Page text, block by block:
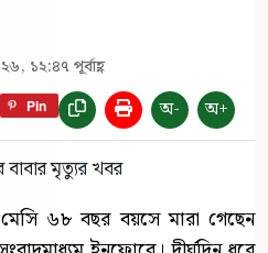
১২:৪৭ পূর্বাহ্ণ
Pin অ- অ+
৬৮ বছর বয়সে মারা গেছেন